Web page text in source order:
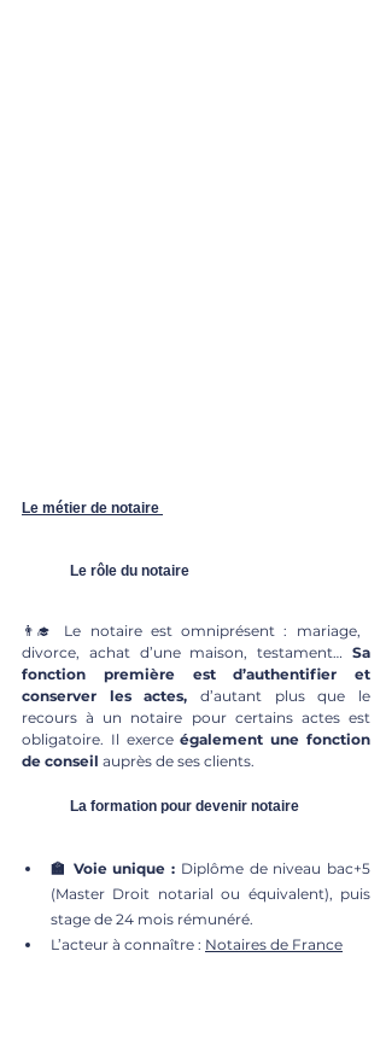
Le métier de notaire
	Le rôle du notaire
👨‍🎓 Le notaire est omniprésent : mariage,
divorce, achat d’une maison, testament… Sa
fonction première est d’authentifier et
conserver les actes, d’autant plus que le
recours à un notaire pour certains actes est
obligatoire. Il exerce également une fonction
de conseil auprès de ses clients.
	La formation pour devenir notaire
🏫 Voie unique : Diplôme de niveau bac+5
(Master Droit notarial ou équivalent), puis
stage de 24 mois rémunéré.
L’acteur à connaître : Notaires de France